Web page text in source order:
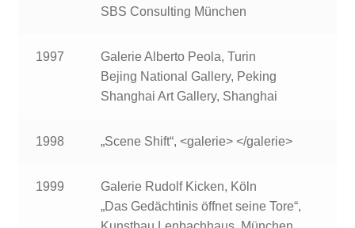
SBS Consulting München
1997
Galerie Alberto Peola, Turin
Bejing National Gallery, Peking
Shanghai Art Gallery, Shanghai
1998 „Scene Shift“, <galerie> </galerie>
1999
Galerie Rudolf Kicken, Köln
„Das Gedächtinis öffnet seine Tore“,